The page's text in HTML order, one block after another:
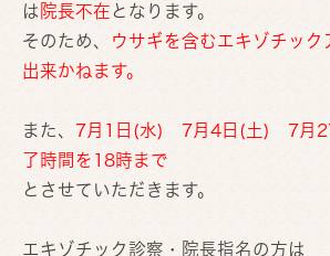
は 院長不在 となります。
そのため、
ウサギを含むエキゾチック
出来かねます。
また、 7月1日(水) 7月4日(土) 7月
了時間を18時まで
とさせていただきます。
エキゾチック診察・院長指名の方は